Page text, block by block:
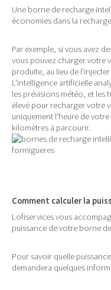
Une borne de recharge
économies dans la
Par exemple, si vous avez
vous pouvez charger votre
produite, au lieu de
L'intelligence artificielle
les prévisions météo, et les
élevé pour recharger votre
uniquement l'heure de
kilomètres à parcourir.
Comment calculer la
Lofiservices vous
puissance de votre borne
Pour savoir quelle
demandera quelques